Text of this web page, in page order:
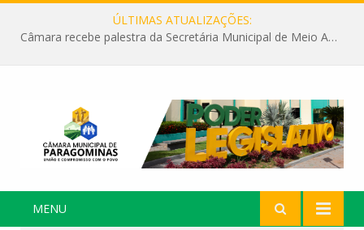
ÚLTIMAS ATUALIZAÇÕES:
Câmara recebe palestra da Secretária Municipal de Meio Ambiente sobre as ações da “SEMANA DO MEIO AMBIENTE”
MENU